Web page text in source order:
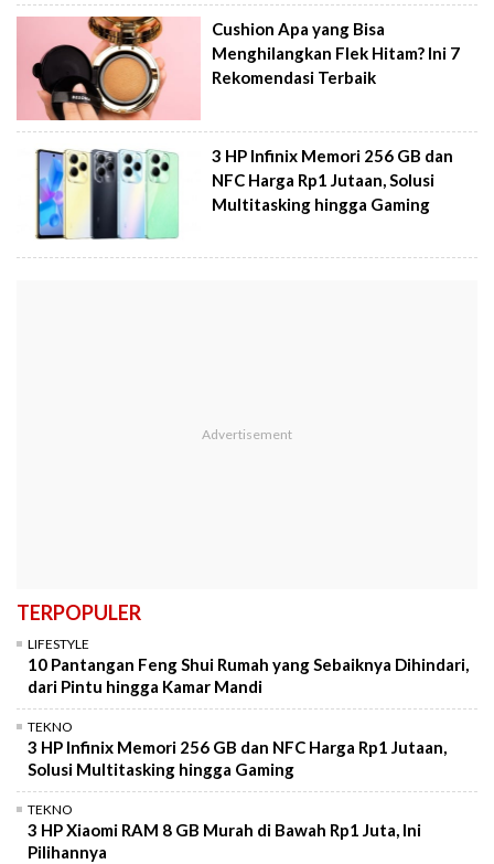
Cushion Apa yang Bisa
Menghilangkan Flek Hitam? Ini 7
Rekomendasi Terbaik
3 HP Infinix Memori 256 GB dan
NFC Harga Rp1 Jutaan, Solusi
Multitasking hingga Gaming
TERPOPULER
LIFESTYLE
10 Pantangan Feng Shui Rumah yang Sebaiknya Dihindari,
dari Pintu hingga Kamar Mandi
TEKNO
3 HP Infinix Memori 256 GB dan NFC Harga Rp1 Jutaan,
Solusi Multitasking hingga Gaming
TEKNO
3 HP Xiaomi RAM 8 GB Murah di Bawah Rp1 Juta, Ini
Pilihannya